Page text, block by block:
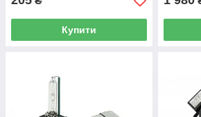
Купити